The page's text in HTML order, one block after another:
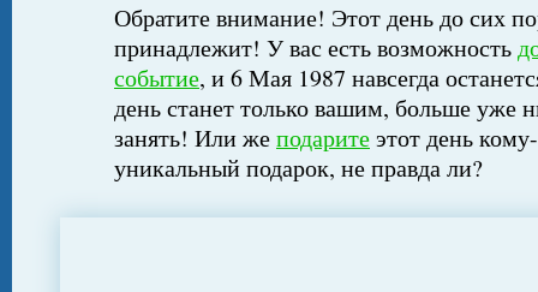
Обратите внимание! Этот день до сих
принадлежит! У вас есть возможность
событие, и 6 Мая 1987 навсегда
день станет только вашим, больше уже
занять! Или жеподаритеэтот день
уникальный подарок, не правда ли?